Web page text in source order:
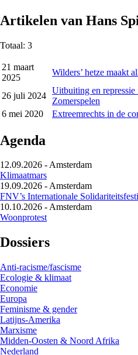
Artikelen van Hans
Totaal: 3
21 maart
2025
Wilders’ hetze maakt
26 juli 2024
Uitbuiting en repressie
Zomerspelen
6 mei 2020
Extreemrechts in de
Agenda
12.09.2026 -Amsterdam
Klimaatmars
19.09.2026 -Amsterdam
FNV’s Internationale
10.10.2026 -Amsterdam
Woonprotest
Dossiers
Anti-racisme/fascisme
Ecologie & klimaat
Economie
Europa
Feminisme & gender
Latijns-Amerika
Marxisme
Midden-Oosten & Noord Afrika
Nederland